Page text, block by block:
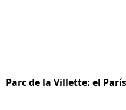
Parc de la Villette: el